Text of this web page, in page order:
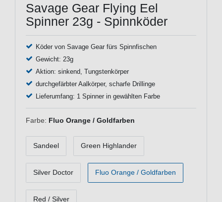
Savage Gear Flying Eel
Spinner 23g - Spinnköder
Köder von Savage Gear fürs Spinnfischen
Gewicht: 23g
Aktion: sinkend, Tungstenkörper
durchgefärbter Aalkörper, scharfe Drillinge
Lieferumfang: 1 Spinner in gewählten Farbe
Farbe: Fluo Orange / Goldfarben
Sandeel Green Highlander
Silver Doctor Fluo Orange / Goldfarben
Red / Silver